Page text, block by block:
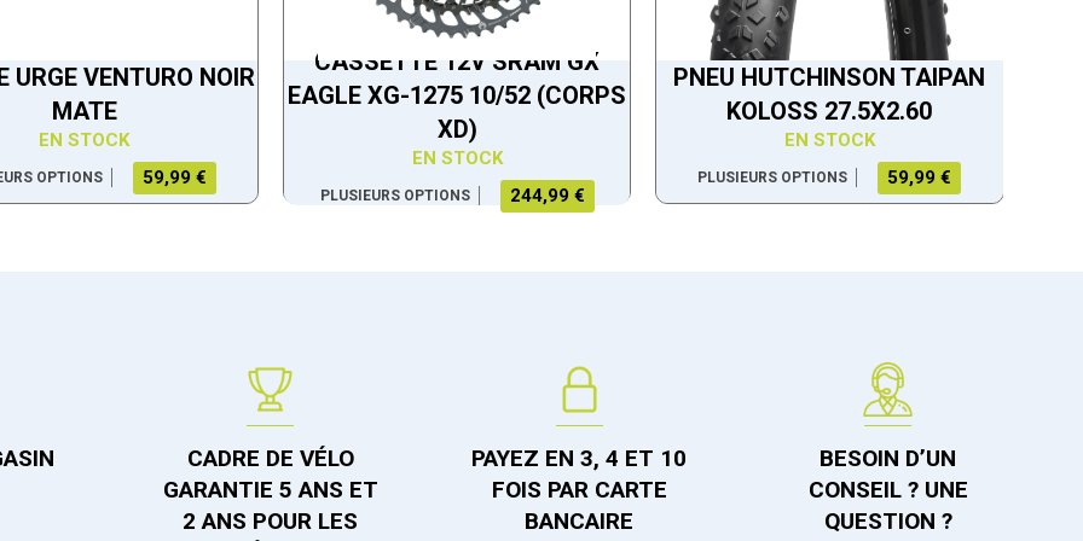
URGE VENTURO NOIR
MATE
EN STOCK
OPTIONS 59,99 €
CASSETTE 12V SRAM GX
EAGLE XG-1275 10/52 (CORPS
XD)
EN STOCK
PLUSIEURS OPTIONS 244,99 €
PNEU HUTCHINSON TAIPAN
KOLOSS 27.5X2.60
EN STOCK
PLUSIEURS OPTIONS 59,99 €
CADRE DE VÉLO
GARANTIE 5 ANS ET
2 ANS POUR LES
PAYEZ EN 3, 4 ET 10
FOIS PAR CARTE
BANCAIRE
BESOIN D’UN
CONSEIL ? UNE
QUESTION ?